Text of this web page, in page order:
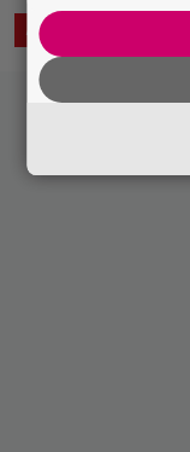
ASIAA